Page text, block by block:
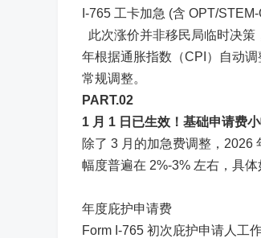
I-765 工卡加急 (含 OPT/
此次涨价并非移民局临时决
年根据通胀指数（CPI）自动
常规调整。
PART.02
1 月 1 日已生效！基础申请费
除了 3 月的加急费调整，2026
幅度普遍在 2%-3% 左右，具体
年度庇护申请费
Form I-765 初次庇护申请人工